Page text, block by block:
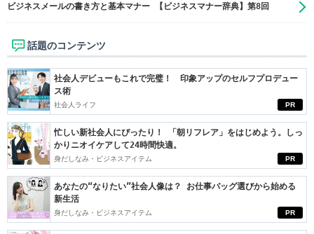
ビジネスメールの書き方と基本マナー 【ビジネスマナー辞典】第8回
話題のコンテンツ
PR
社会人デビューもこれで完璧！ 印象アップのセルフプロデュー
ス術
社会人ライフ
PR
忙しい新社会人にぴったり！ 「朝リフレア」をはじめよう。しっ
かりニオイケアして24時間快適。
身だしなみ・ビジネスアイテム
PR
あなたの“なりたい”社会人像は？ お仕事バッグ選びから始める
新生活
身だしなみ・ビジネスアイテム